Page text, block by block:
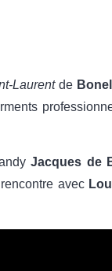
Laurentde
Jacques de
avec